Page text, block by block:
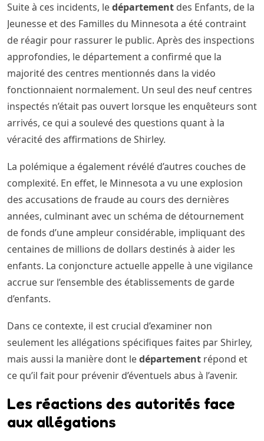
Suite à ces incidents, ledépartement des Enfants, de la
Jeunesse et des Familles du Minnesota a été contraint
de réagir pour rassurer le public. Après des inspections
approfondies, le département a confirmé que la
majorité des centres mentionnés dans la vidéo
fonctionnaient normalement. Un seul des neuf centres
inspectés n’était pas ouvert lorsque les enquêteurs sont
arrivés, ce qui a soulevé des questions quant à la
véracité des affirmations de Shirley.
La polémique a également révélé d’autres couches de
complexité. En effet, le Minnesota a vu une explosion
des accusations de fraude au cours des dernières
années, culminant avec un schéma de détournement
de fonds d’une ampleur considérable, impliquant des
centaines de millions de dollars destinés à aider les
enfants. La conjoncture actuelle appelle à une vigilance
accrue sur l’ensemble des établissements de garde
d’enfants.
Dans ce contexte, il est crucial d’examiner non
seulement les allégations spécifiques faites par Shirley,
mais aussi la manière dont ledépartement répond et
ce qu’il fait pour prévenir d’éventuels abus à l’avenir.
Les réactions des autorités face
aux allégations